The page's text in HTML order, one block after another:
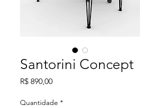
Santorini Concept
R$ 890,00Preço
Quantidade *